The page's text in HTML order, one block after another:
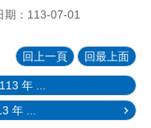
期：113-07-01
回上一頁 回最上面
年 ...
年 ...